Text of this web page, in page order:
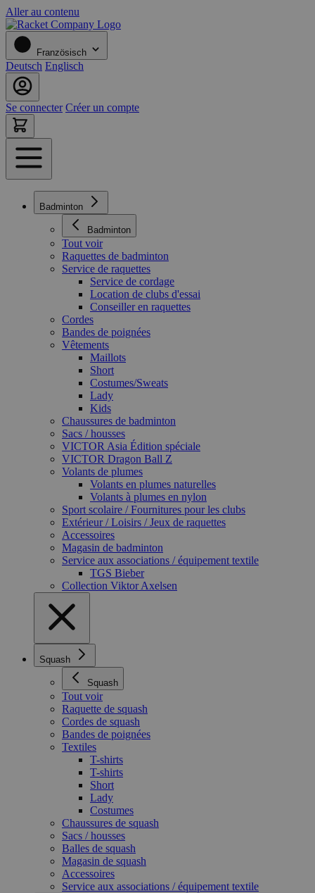
Aller au contenu
Französisch
Deutsch Englisch
Se connecter Créer un compte
Badminton
Badminton
Tout voir
Raquettes de badminton
Service de raquettes
Service de cordage
Location de clubs d'essai
Conseiller en raquettes
Cordes
Bandes de poignées
Vêtements
Maillots
Short
Costumes/Sweats
Lady
Kids
Chaussures de badminton
Sacs / housses
VICTOR Asia Édition spéciale
VICTOR Dragon Ball Z
Volants de plumes
Volants en plumes naturelles
Volants à plumes en nylon
Sport scolaire / Fournitures pour les clubs
Extérieur / Loisirs / Jeux de raquettes
Accessoires
Magasin de badminton
Service aux associations / équipement textile
TGS Bieber
Collection Viktor Axelsen
Squash
Squash
Tout voir
Raquette de squash
Cordes de squash
Bandes de poignées
Textiles
T-shirts
T-shirts
Short
Lady
Costumes
Chaussures de squash
Sacs / housses
Balles de squash
Magasin de squash
Accessoires
Service aux associations / équipement textile